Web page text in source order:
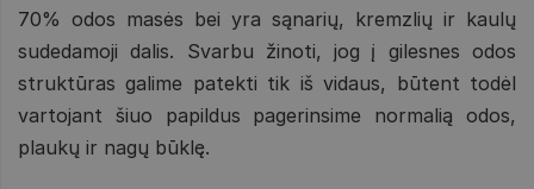
70% odos masės bei yra sąnarių, kremzlių ir kaulų
sudedamoji dalis. Svarbu žinoti, jog į gilesnes odos
struktūras galime patekti tik iš vidaus, būtent todėl
vartojant šiuo papildus pagerinsime normalią odos,
plaukų ir nagų būklę.